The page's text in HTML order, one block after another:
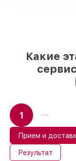
Какие
1
Прием и
Результат